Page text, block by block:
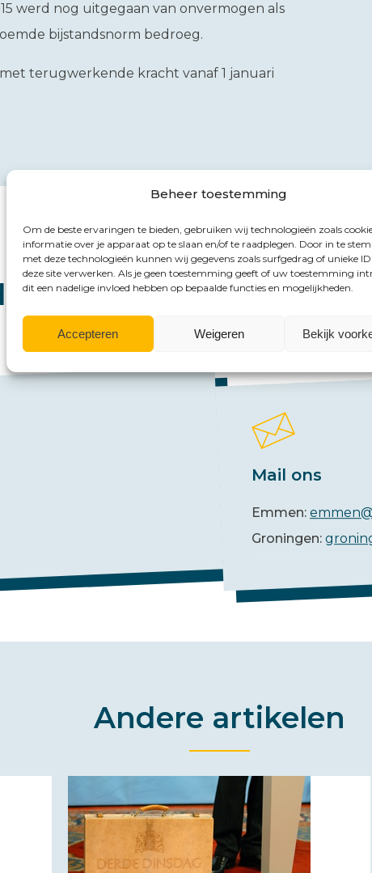
Beheer toestemming
Om de beste ervaringen te bieden, gebruiken wij technologieën zoals
informatie over je apparaat op te slaan en/of te raadplegen. Door in te
met deze technologieën kunnen wij gegevens zoals surfgedrag of unieke
deze site verwerken. Als je geen toestemming geeft of uw toestemming
dit een nadelige invloed hebben op bepaalde functies en mogelijkheden.
Accepteren Weigeren Bekijk
werd nog uitgegaan van onvermogen als
bijstandsnorm bedroeg.
terugwerkende kracht vanaf 1 januari
mogelijkheden?
Mail ons
Emmen:
Groningen:
Andere artikelen